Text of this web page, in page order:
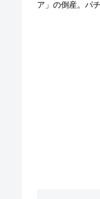
ア」の倒産。パ